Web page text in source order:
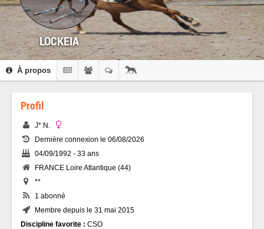
LOCKEIA
À propos
Profil
J* N.
Dernière connexion le 06/08/2026
04/09/1992 - 33 ans
FRANCE Loire Atlantique (44)
**
1 abonné
Membre depuis le 31 mai 2015
Discipline favorite : CSO